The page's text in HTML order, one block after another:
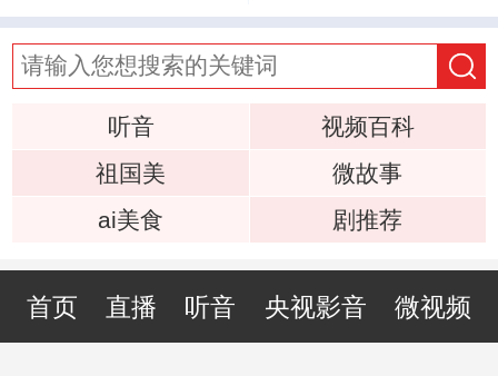
听音
视频百科
祖国美
微故事
ai美食
剧推荐
首页 直播 听音 央视影音 微视频